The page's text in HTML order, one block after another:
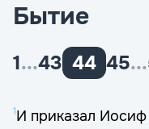
Бытие
1...43 44 45...
1И приказал Иосиф